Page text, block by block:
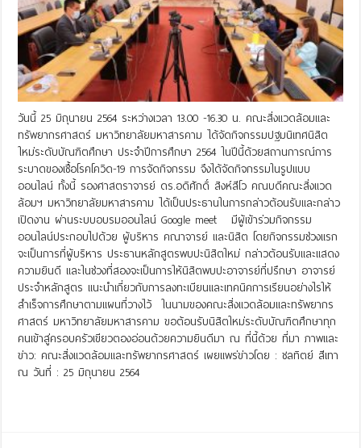
วันนี้ 25 มิถุนายน 2564 ระหว่างเวลา 13.00 -16.30 น. คณะสิ่งแวดล้อมและ
ทรัพยากรศาสตร์ มหาวิทยาลัยมหาสารคาม ได้จัดกิจกรรมปฐมนิเทศนิสิต
ใหม่ระดับบัณฑิตศึกษา ประจำปีการศึกษา 2564 ในปีนี้ด้วยสถานการณ์การ
ระบาดของเชื้อโรคโควิด-19 การจัดกิจกรรม จึงได้จัดกิจกรรมในรูปแบบ
ออนไลน์ ทั้งนี้ รองศาสตราจารย์ ดร.อดิศักดิ์ สิงห์สีโว คณบดีคณะสิ่งแวด
ล้อมฯ มหาวิทยาลัยมหาสารคาม ได้เป็นประธานในการกล่าวต้อนรับและกล่าว
เปิดงาน ผ่านระบบอบรมออนไลน์ Google meet มีผู้เข้าร่วมกิจกรรม
ออนไลน์ประกอบไปด้วย ผู้บริหาร คณาจารย์ และนิสิต โดยกิจกรรมช่วงแรก
จะเป็นการที่ผู้บริหาร ประธานหลักสูตรพบปะนิสิตใหม่ กล่าวต้อนรับและแสดง
ความยินดี และในช่วงที่สองจะเป็นการให้นิสิตพบปะอาจารย์ที่ปรึกษา อาจารย์
ประจำหลักสูตร แนะนำเกี่ยวกับการลงทะเบียนและเทคนิคการเรียนอย่างไรให้
สำเร็จการศึกษาตามแผนที่วางไว้ ในนามของคณะสิ่งแวดล้อมและทรัพยากร
ศาสตร์ มหาวิทยาลัยมหาสารคาม ขอต้อนรับนิสิตใหม่ระดับบัณฑิตศึกษาทุก
คนเข้าสู่ครอบครัวเขียวตองอ่อนด้วยความยินดีมา ณ ที่นี้ด้วย ที่มา ภาพและ
ข่าว: คณะสิ่งแวดล้อมและทรัพยากรศาสตร์ เผยแพร่ข่าวโดย : ชลทิตย์ สีเทา
ณ วันที่ : 25 มิถุนายน 2564